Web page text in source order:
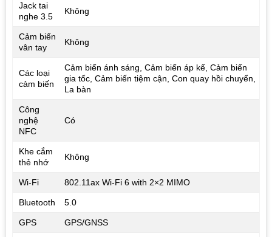
Jack tai
nghe 3.5
Không
Cảm biến
vân tay
Không
Các loại
cảm biến
Cảm biến ánh sáng, Cảm biến áp kế, Cảm biến
gia tốc, Cảm biến tiệm cận, Con quay hồi chuyển,
La bàn
Công
nghệ
NFC
Có
Khe cắm
thẻ nhớ
Không
Wi-Fi 802.11ax Wi‑Fi 6 with 2×2 MIMO
Bluetooth 5.0
GPS GPS/GNSS